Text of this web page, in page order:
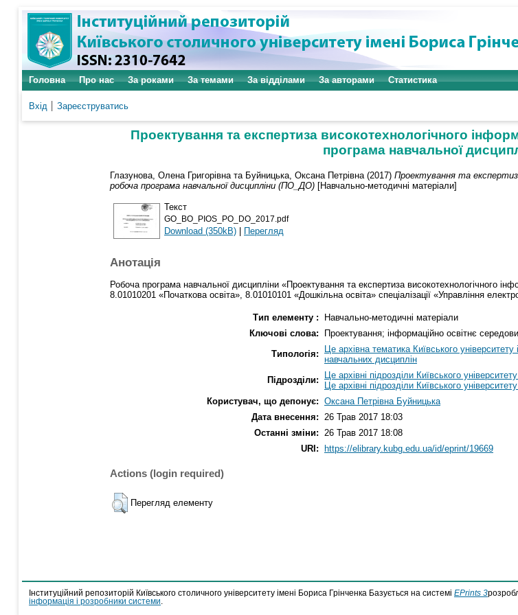
Головна Про нас За роками За темами За відділами За авторами Статистика
Вхід Зареєструватись
Проектування та експертиза високотехнологічного
програма навчальної
Глазунова, Олена Григорівна та Буйницька, Оксана Петрівна (2017) Проектування та
робоча програма навчальної дисципліни (ПО_ДО) [Навчально-методичні матеріали]
Текст
GO_BO_PIOS_PO_DO_2017.pdf
Download (350kB) | Перегляд
Анотація
Робоча програма навчальної дисципліни «Проектування та експертиза високотехнологічного
8.01010201 «Початкова освіта», 8.01010101 «Дошкільна освіта» спеціалізації «Управління
Тип елементу :
Навчально-методичні матеріали
Ключові слова:
Проектування; інформаційно освітнє
Типологія:
Це архівна тематика Київського
навчальних дисциплін
Підрозділи:
Це архівні підрозділи Київського
Це архівні підрозділи Київського
Користувач, що депонує: Оксана Петрівна Буйницька
Дата внесення:
26 Трав 2017 18:03
Останні зміни:
26 Трав 2017 18:08
URI:
https://elibrary.kubg.edu.ua/id/eprint/19669
Actions (login required)
Перегляд елементу
Інституційний репозиторій Київського столичного університету імені Бориса Грінченка Базується на системі EPrints 3
інформація і розробники системи